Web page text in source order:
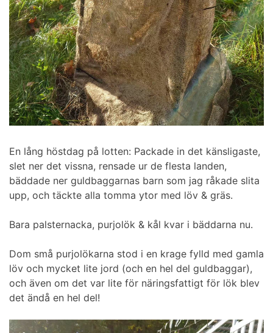
En lång höstdag på lotten: Packade in det känsligaste,
slet ner det vissna, rensade ur de flesta landen,
bäddade ner guldbaggarnas barn som jag råkade slita
upp, och täckte alla tomma ytor med löv & gräs.
Bara palsternacka, purjolök & kål kvar i bäddarna nu.
Dom små purjolökarna stod i en krage fylld med gamla
löv och mycket lite jord (och en hel del guldbaggar),
och även om det var lite för näringsfattigt för lök blev
det ändå en hel del!